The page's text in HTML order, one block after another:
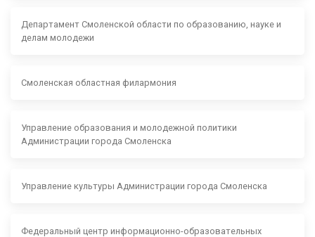
Департамент Смоленской области по образованию, науке и
делам молодежи
Смоленская областная филармония
Управление образования и молодежной политики
Администрации города Смоленска
Управление культуры Администрации города Смоленска
Федеральный центр информационно-образовательных